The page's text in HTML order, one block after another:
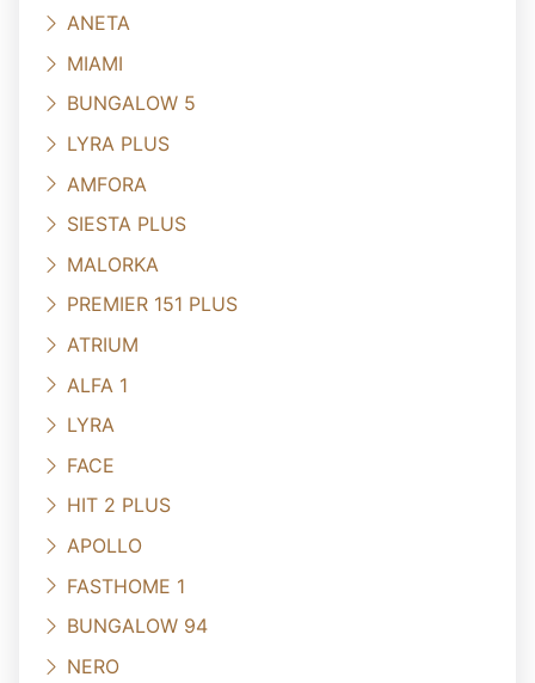
ANETA
MIAMI
BUNGALOW 5
LYRA PLUS
AMFORA
SIESTA PLUS
MALORKA
PREMIER 151 PLUS
ATRIUM
ALFA 1
LYRA
FACE
HIT 2 PLUS
APOLLO
FASTHOME 1
BUNGALOW 94
NERO